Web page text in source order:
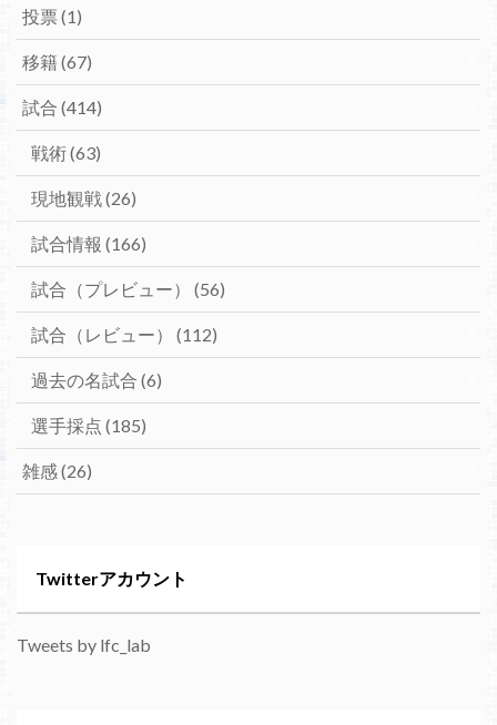
投票 (1)
移籍(67)
試合 (414)
戦術(63)
現地観戦 (26)
試合情報 (166)
試合（プレビュー） (56)
試合（レビュー） (112)
過去の名試合 (6)
選手採点 (185)
雑感(26)
Twitterアカウント
Tweets by lfc_lab